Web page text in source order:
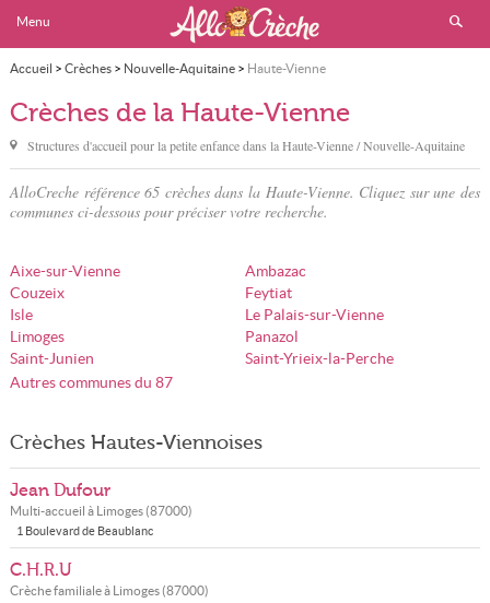
Menu
Accueil > Crèches> Nouvelle-Aquitaine> Haute-Vienne
Crèches de la Haute-Vienne
Structures d'accueil pour la petite enfance dans la Haute-Vienne/ Nouvelle-Aquitaine
AlloCreche référence 65 crèches dans la Haute-Vienne. Cliquez sur une des
communes ci-dessous pour préciser votre recherche.
Aixe-sur-Vienne
Ambazac
Couzeix
Feytiat
Isle
Le Palais-sur-Vienne
Limoges
Panazol
Saint-Junien
Saint-Yrieix-la-Perche
Autres communes du 87
Crèches Hautes-Viennoises
Jean Dufour
Multi-accueil à Limoges(87000)
1 Boulevard de Beaublanc
C.H.R.U
Crèche familiale à Limoges(87000)